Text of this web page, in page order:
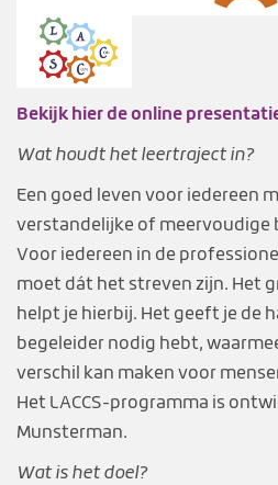
Bekijk hier de online
Wat houdt het leertraject in?
Een goed leven voor iedereen
verstandelijke of meervoudige
Voor iedereen in de
moet dát het streven zijn. Het
helpt je hierbij. Het geeft je de
begeleider nodig hebt,
verschil kan maken voor
Het LACCS-programma is
Munsterman.
Wat is het doel?